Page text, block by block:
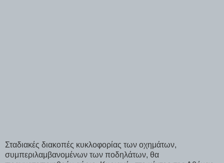
Σταδιακές διακοπές κυκλοφορίας των οχημάτων,
συμπεριλαμβανομένων των ποδηλάτων, θα